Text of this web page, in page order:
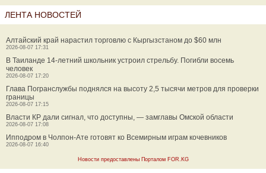
ЛЕНТА НОВОСТЕЙ
Алтайский край нарастил торговлю с Кыргызстаном до $60 млн
2026-08-07 17:31
В Таиланде 14-летний школьник устроил стрельбу. Погибли восемь
человек
2026-08-07 17:20
Глава Погранслужбы поднялся на высоту 2,5 тысячи метров для проверки
границы
2026-08-07 17:15
Власти КР дали сигнал, что доступны, — замглавы Омской области
2026-08-07 17:08
Ипподром в Чолпон-Ате готовят ко Всемирным играм кочевников
2026-08-07 16:40
Новости предоставлены Порталом FOR.KG